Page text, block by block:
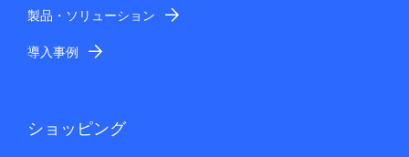
製品・ソリューション
導入事例
ショッピング